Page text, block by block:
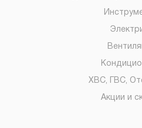
ХВС, ГВС,
Акции и